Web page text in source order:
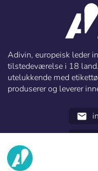
Adivin, europeisk leder
tilstedeværelse i 18
utelukkende med
produserer og leverer
email
OM OSS